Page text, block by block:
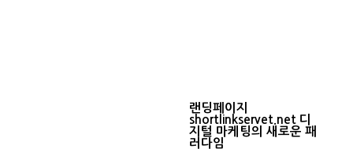
랜딩페이지
shortlinkservet.net 디
지털 마케팅의 새로운 패
러다임